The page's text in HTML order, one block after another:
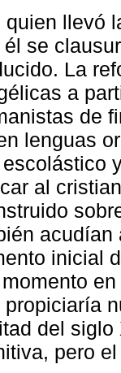
quien llevó
se
La
a
de
lenguas
al
inicial
del
pero